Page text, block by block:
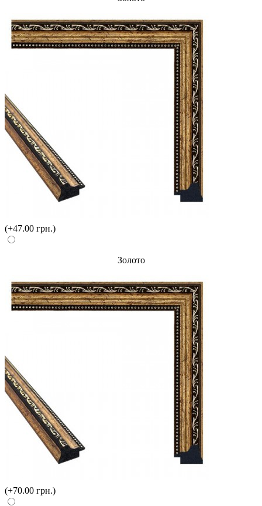
(+47.00 грн.)
Золото
(+70.00 грн.)